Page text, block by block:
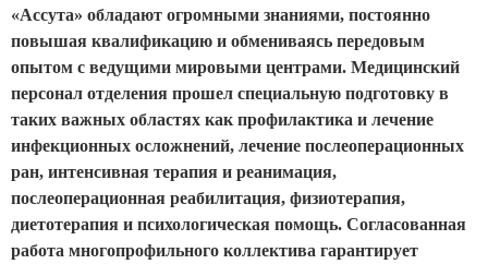
«Ассута» обладают огромными знаниями, постоянно
повышая квалификацию и обмениваясь передовым
опытом с ведущими мировыми центрами. Медицинский
персонал отделения прошел специальную подготовку в
таких важных областях как профилактика и лечение
инфекционных осложнений, лечение послеоперационных
ран, интенсивная терапия и реанимация,
послеоперационная реабилитация, физиотерапия,
диетотерапия и психологическая помощь. Согласованная
работа многопрофильного коллектива гарантирует